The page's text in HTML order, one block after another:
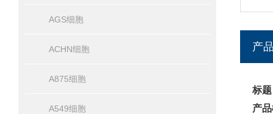
AGS细胞
ACHN细胞
A875细胞
A549细胞
产
标
产